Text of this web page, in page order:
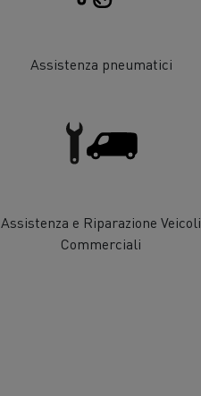
Assistenza pneumatici
Assistenza e Riparazione Veicoli
Commerciali